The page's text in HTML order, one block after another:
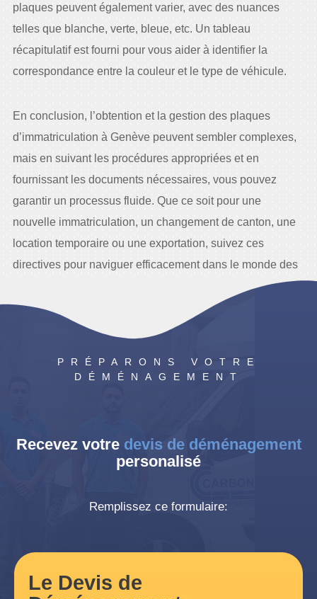
plaques peuvent également varier, avec des nuances
telles que blanche, verte, bleue, etc. Un tableau
récapitulatif est fourni pour vous aider à identifier la
correspondance entre la couleur et le type de véhicule.
En conclusion, l’obtention et la gestion des plaques
d’immatriculation à Genève peuvent sembler complexes,
mais en suivant les procédures appropriées et en
fournissant les documents nécessaires, vous pouvez
garantir un processus fluide. Que ce soit pour une
nouvelle immatriculation, un changement de canton, une
location temporaire ou une exportation, suivez ces
directives pour naviguer efficacement dans le monde des
PRÉPARONS VOTRE
DÉMÉNAGEMENT
Recevez votre devis de déménagement
personalisé
Remplissez ce formulaire:
Le Devis de